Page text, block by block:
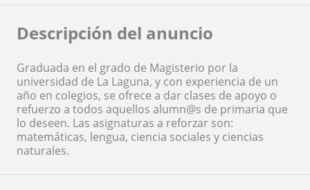
Descripción del anuncio
Graduada en el grado de Magisterio por la
universidad de La Laguna, y con experiencia de un
año en colegios, se ofrece a dar clases de apoyo o
refuerzo a todos aquellos alumn@s de primaria que
lo deseen. Las asignaturas a reforzar son:
matemáticas, lengua, ciencia sociales y ciencias
naturales.